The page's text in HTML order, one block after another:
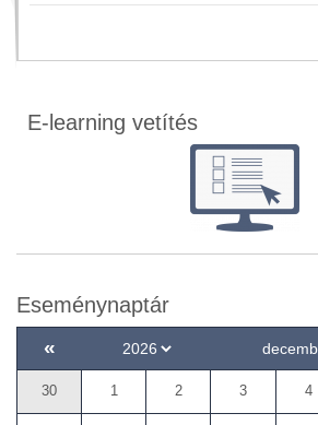
E-learning vetítés
Eseménynaptár
«
30 1 2 3 4